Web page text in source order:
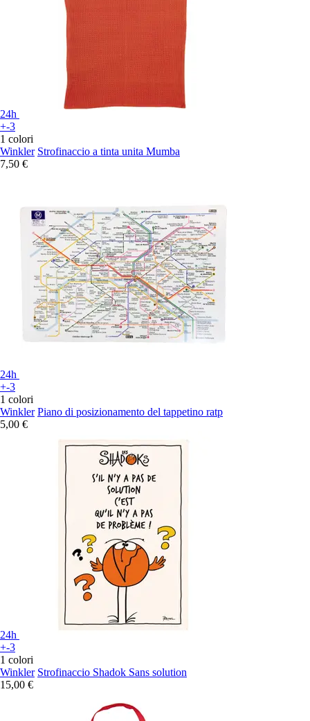
24h
+-3
1 colori
Winkler Strofinaccio a tinta unita Mumba
7,50 €
24h
+-3
1 colori
Winkler Piano di posizionamento del tappetino ratp
5,00 €
24h
+-3
1 colori
Winkler Strofinaccio Shadok Sans solution
15,00 €